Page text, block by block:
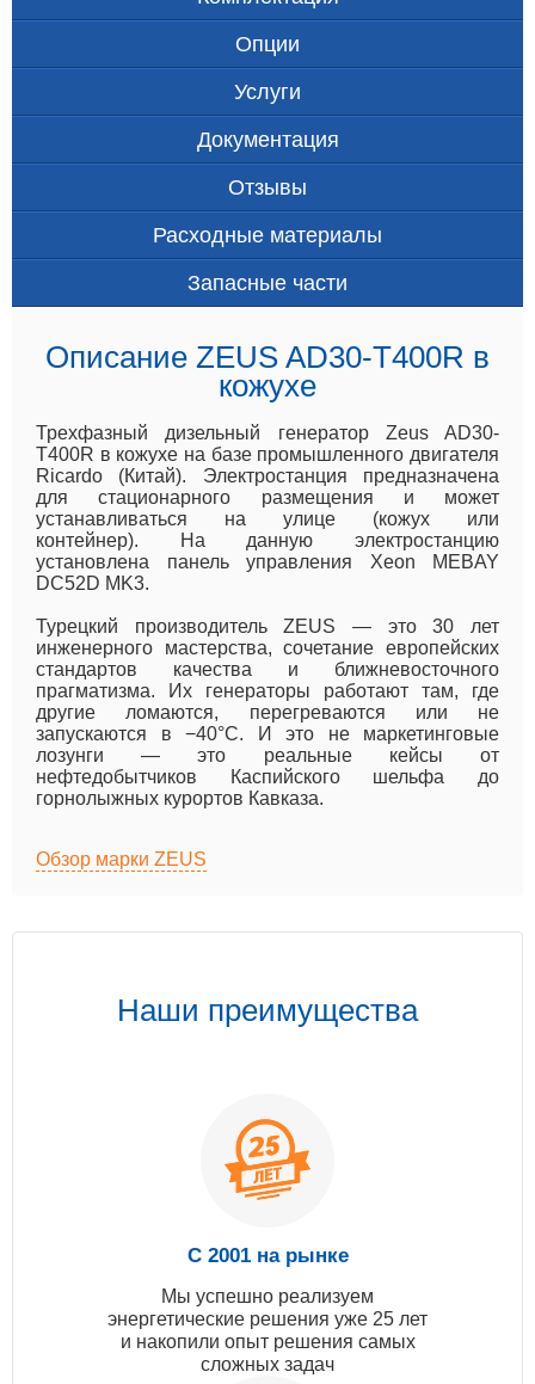
Опции
Услуги
Документация
Отзывы
Расходные материалы
Запасные части
Описание ZEUS AD30-T400R в
кожухе
Трехфазный дизельный генератор Zeus AD30-
T400R в кожухе на базе промышленного двигателя
Ricardo (Китай). Электростанция предназначена
для стационарного размещения и может
устанавливаться на улице (кожух или
контейнер). На данную электростанцию
установлена панель управления Xeon MEBAY
DC52D MK3.
Турецкий производитель ZEUS — это 30 лет
инженерного мастерства, сочетание европейских
стандартов качества и ближневосточного
прагматизма. Их генераторы работают там, где
другие ломаются, перегреваются или не
запускаются в −40°C. И это не маркетинговые
лозунги — это реальные кейсы от
нефтедобытчиков Каспийского шельфа до
горнолыжных курортов Кавказа.
Обзор марки ZEUS
Наши преимущества
С 2001 на рынке
Мы успешно реализуем
энергетические решения уже 25 лет
и накопили опыт решения самых
сложных задач